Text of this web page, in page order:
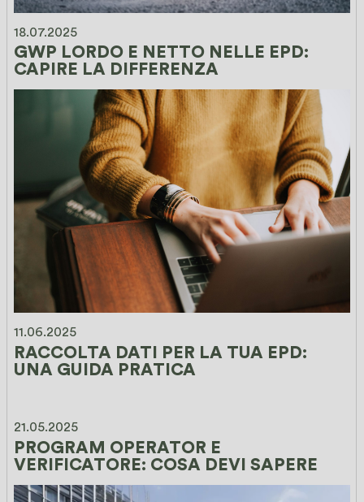
18.07.2025
GWP LORDO E NETTO NELLE EPD:
CAPIRE LA DIFFERENZA
11.06.2025
RACCOLTA DATI PER LA TUA EPD:
UNA GUIDA PRATICA
21.05.2025
PROGRAM OPERATOR E
VERIFICATORE: COSA DEVI SAPERE